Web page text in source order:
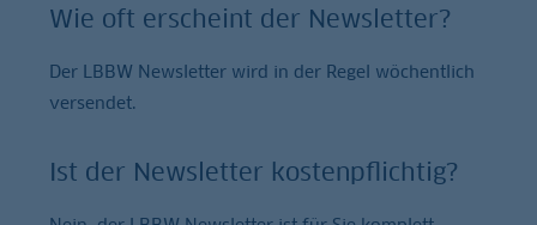
Wie oft erscheint der Newsletter?
Der LBBW Newsletter wird in der Regel wöchentlich
versendet.
Ist der Newsletter kostenpflichtig?